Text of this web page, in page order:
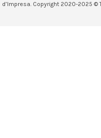
d’Impresa. Copyright 2020-2025